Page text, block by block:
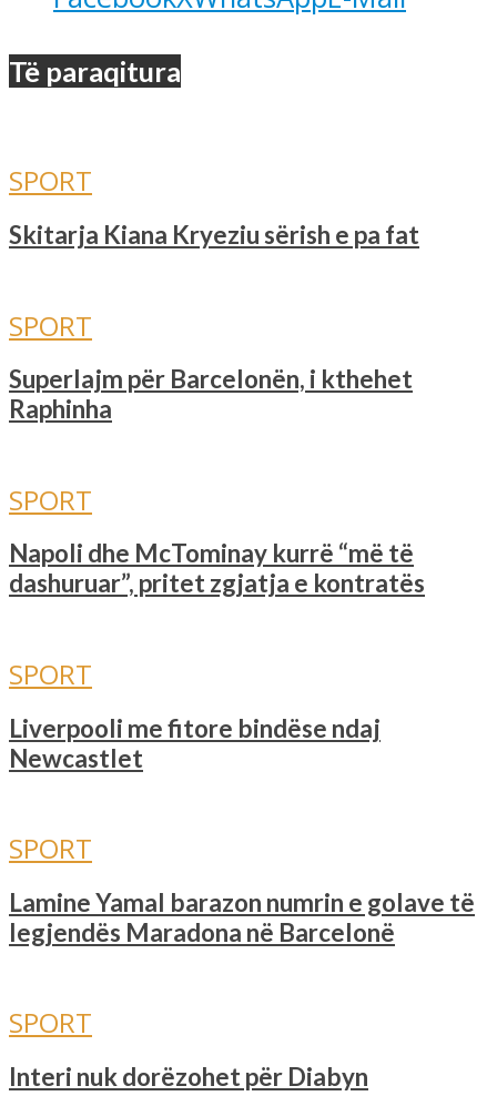
Të paraqitura
SPORT
Skitarja Kiana Kryeziu sërish e pa fat
SPORT
Superlajm për Barcelonën, i kthehet
Raphinha
SPORT
Napoli dhe McTominay kurrë “më të
dashuruar”, pritet zgjatja e kontratës
SPORT
Liverpooli me fitore bindëse ndaj
Newcastlet
SPORT
Lamine Yamal barazon numrin e golave ​​të
legjendës Maradona në Barcelonë
SPORT
Interi nuk dorëzohet për Diabyn